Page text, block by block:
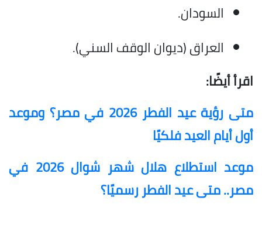
السودان.
العراق (ديوان الوقف السني).
اقرأ أيضًا:
متى رؤية عيد الفطر 2026 في مصر؟ وموعد
أول أيام العيد فلكيًا
موعد استطلاع هلال شهر شوال 2026 في
مصر.. متى عيد الفطر رسميًا؟